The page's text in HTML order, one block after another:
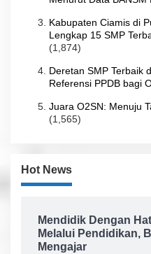
Kabupaten Ciamis di
Lengkap 15 SMP
(1,874)
Deretan SMP Terbaik
Referensi PPDB bagi
Juara O2SN: Menuju
(1,565)
Hot News
Mendidik Dengan
Melalui Pendidikan,
Mengajar